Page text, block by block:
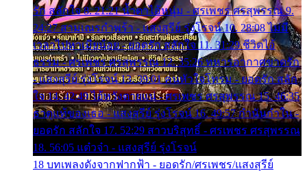
รัก สลักใจ 8. 21:21 น้ำตาไอ้หนุ่ม - ศรเพชร ศรสุพรรณ 9.
24:27 สามเณรกำพร้า - แสงสุรีย์ รุ่งโรจน์ 10. 28:08 ไม่มี
เวลาไปหาเมียน้อย - ยอดรัก สลักใจ 11. 31:29 ชีวิตไอ้
ธรรม - ศรเพชร ศรสุพรรณ 12. 35:26 ทหารอากาศขาดรัก
- แสงสุรีย์ รุ่งโรจน์ 13. 39:01 คนหัวใจโทรม - ยอดรัก สลัก
ใจ 14. 42:49 ไอ้หวังตายแน่ - ศรเพชร ศรสุพรรณ 15. 46:35
ธาตุแท้ของเธอ - แสงสุรีย์ รุ่งโรจน์ 16. 49:57 กำนันกำใน -
ยอดรัก สลักใจ 17. 52:29 สาวบริสุทธิ์ - ศรเพชร ศรสุพรรณ
18. 56:05 แต๋วจ๋า - แสงสุรีย์ รุ่งโรจน์
18 บทเพลงดังจากฟากฟ้า - ยอดรัก/ศรเพชร/แสงสุรีย์